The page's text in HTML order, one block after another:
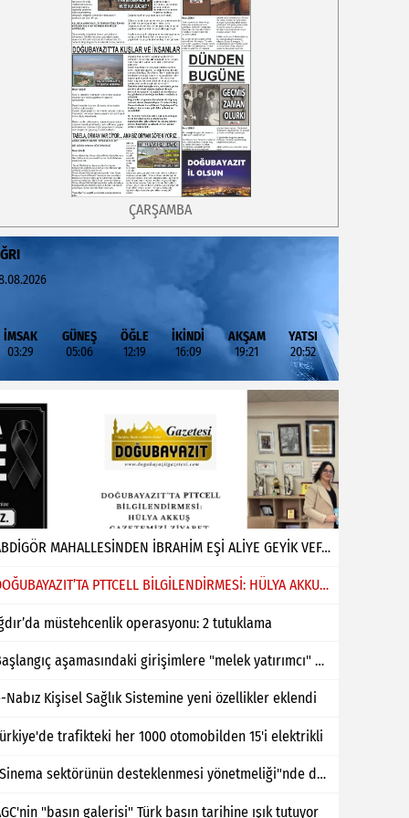
ÇARŞAMBA
İMSAK
03:29
GÜNEŞ
05:06
ÖĞLE
12:19
İKİNDİ
16:09
AKŞAM
19:21
YATSI
20:52
ABDİGÖR MAHALLESİNDEN İBRAHİM EŞİ ALİYE GEYİK VEFAT ETMİŞTİR
DOĞUBAYAZIT’TA PTTCELL BİLGİLENDİRMESİ: HÜLYA AKKUŞ GAZETEMİZİ ZİYARET ETTİ
müstehcenlik operasyonu: 2 tutuklama
Başlangıç aşamasındaki girişimlere "melek yatırımcı" desteği
Nabız Kişisel Sağlık Sistemine yeni özellikler eklendi
trafikteki her 1000 otomobilden 15'i elektrikli
"Sinema sektörünün desteklenmesi yönetmeliği"nde değişiklik yapıldı
"basın galerisi" Türk basın tarihine ışık tutuyor